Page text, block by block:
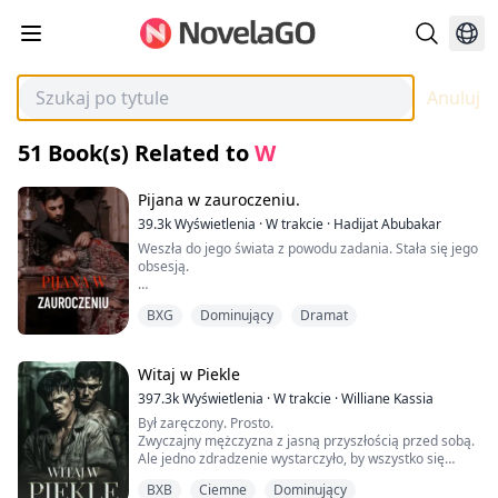
Anuluj
51 Book(s) Related toW
Pijana w zauroczeniu.
39.3kWyświetlenia ·W trakcie · Hadijat Abubakar
Weszła do jego świata z powodu zadania. Stała się jego
obsesją.
przemierzającą swoje życie klasy średniej. Jej dni
się w dniu, kiedy wkroczyła do świata A.M Empire na
potrzeby zadania klasowego.
Zadanie było proste: przeprowadzić wywiad z CEO i
przeanalizować jego styl przywództwa. Świadoma
niesławnej reputacji mafijnego A.M Empire, Meera była
pełna obaw. Jej nerwowość była widoczna, gdy dotarła
do rezydencji. Ku jej zaskoczeniu, Siddhartha, milszy i
BXG Dominujący Dramat
Witaj w Piekle
397.3kWyświetlenia ·W trakcie ·Williane Kassia
Był zaręczony. Prosto.
Zwyczajny mężczyzna z jasną przyszłością przed sobą.
Ale jedno zdradzenie wystarczyło, by wszystko się
BXB Ciemne Dominujący